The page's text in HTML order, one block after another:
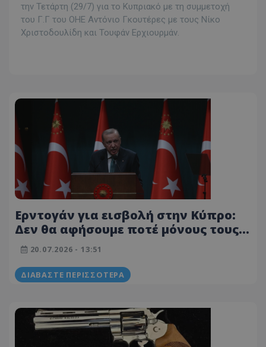
την Τετάρτη (29/7) για το Κυπριακό με τη συμμετοχή
του Γ.Γ του ΟΗΕ Αντόνιο Γκουτέρες με τους Νίκο
Χριστοδουλίδη και Τουφάν Ερχιουρμάν.
Ερντογάν για εισβολή στην Κύπρο:
Δεν θα αφήσουμε ποτέ μόνους τους
Τουρκοκύπριους
20.07.2026 - 13:51
ΔΙΑΒΆΣΤΕ ΠΕΡΙΣΣΌΤΕΡΑ